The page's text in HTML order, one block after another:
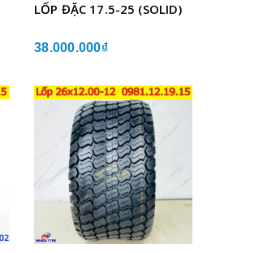
LỐP ĐẶC 17.5-25 (SOLID)
38.000.000₫